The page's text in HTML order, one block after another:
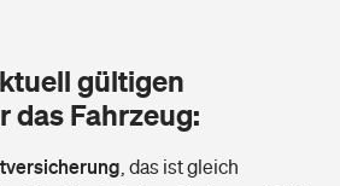
gültigen
das Fahrzeug:
das ist gleich